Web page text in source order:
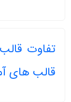
تفاوت
قالب های